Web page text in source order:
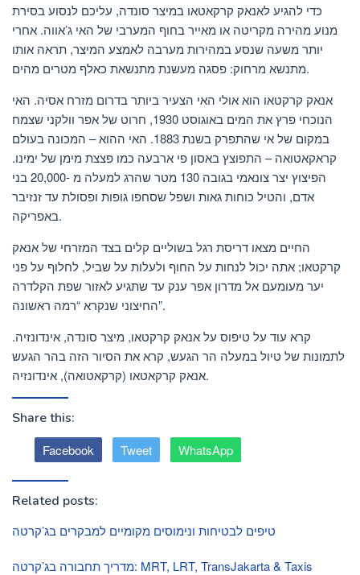
כדי להגיע לאנאק קרקאטאו במיצר סונדה, עליכם לנסוע בסירת
מנוע מהירה מקריטה או מאייר בחוף המערבי של האי ג’אווה. אחרי
יותר משעה שנסע במהירות מערבה לאמצע המיצר, תראה אותו
מתנשא מרחוק: פסגה מעשנת מתנשאת כאלף מטרים מהים.
אנאק קרקטאו הוא אולי האי הצעיר ביותר בדרום מזרח אסיה. האי
הנוכחי פרץ את המים באוגוסט 1930, חרוט של אפר וולקני שצמח
במקום של אי שהתפרק בשנת 1883. האי ההוא – המכונה בעולם
קראקאטואה – התפוצץ באסון פי ארבעה כמו פצצת מימן של ימינו.
הפיצוץ יצר צונאמי בגובה 130 מטר שהרג למעלה מ -20,000 בני
אדם, והטיל כוחות גאות ושפל שסחפו גופות ופסולת עד זנזיבר
באפריקה.
החיים מצאו דריסת רגל בשוליים קלים בצד המזרחי של אנאק
קרקטאו; אתה יכול לנחות על החוף ולעלות על שביל, לחלוף על פני
יער מעומעם אל מדרון אפר ענק עד שתגיע לאזור שפת הקלדרה
החיצוני שנקרא “רמה ראשונה”.
קרא עוד על טיפוס על אנאק קרקטאו, מיצר סונדה, אינדונזיה.
לתמונות של טיול במעלה הר הגעש, קרא את הסיור הזה בהר הגעש
אנאק קרקאטאו (קרקאטואה), אינדונזיה.
Share this:
Facebook Tweet WhatsApp
Related posts:
טיפים לבטיחות ונימוסים מקומיים למבקרים בג’קרטה
מדריך תחבורה בג’קרטה: MRT, LRT, TransJakarta & Taxis